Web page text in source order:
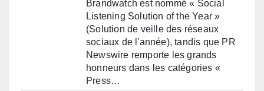
Brandwatch est nommé « Social
Listening Solution of the Year »
(Solution de veille des réseaux
sociaux de l'année), tandis que PR
Newswire remporte les grands
honneurs dans les catégories «
Press…